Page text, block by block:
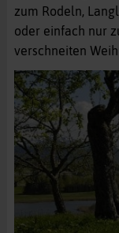
zum Rodeln,
oder einfach nur
verschneiten